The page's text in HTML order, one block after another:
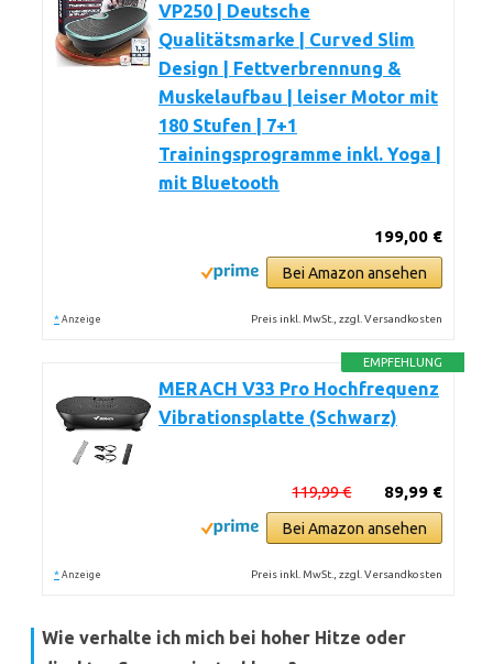
VP250 | Deutsche
Qualitätsmarke | Curved Slim
Design | Fettverbrennung &
Muskelaufbau | leiser Motor mit
180 Stufen | 7+1
Trainingsprogramme inkl. Yoga |
mit Bluetooth
199,00 €
Bei Amazon ansehen
* Anzeige Preis inkl. MwSt., zzgl. Versandkosten
EMPFEHLUNG
MERACH V33 Pro Hochfrequenz
Vibrationsplatte (Schwarz)
89,99 €
119,99 €
Bei Amazon ansehen
* Anzeige Preis inkl. MwSt., zzgl. Versandkosten
Wie verhalte ich mich bei hoher Hitze oder